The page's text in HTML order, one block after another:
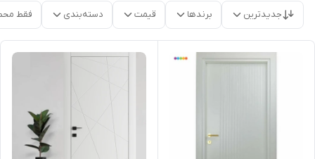
جدیدترین برندها قیمت دسته‌بندی فقط